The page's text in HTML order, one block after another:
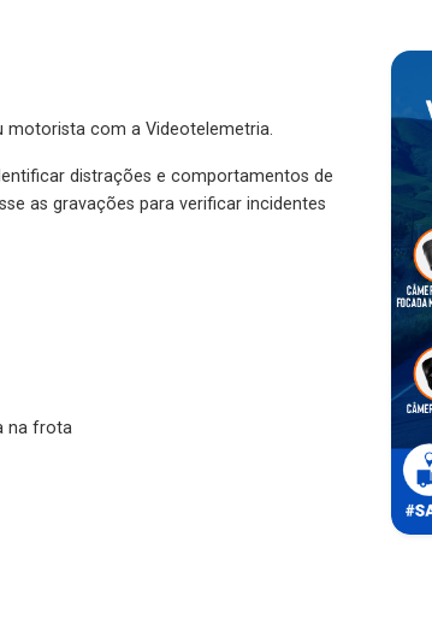
motorista com a Videotelemetria.
distrações e comportamentos de
as gravações para verificar incidentes
frota